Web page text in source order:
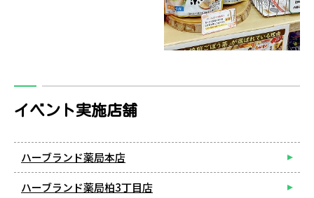
イベント実施店舗
ハーブランド薬局本店
ハーブランド薬局柏3丁目店